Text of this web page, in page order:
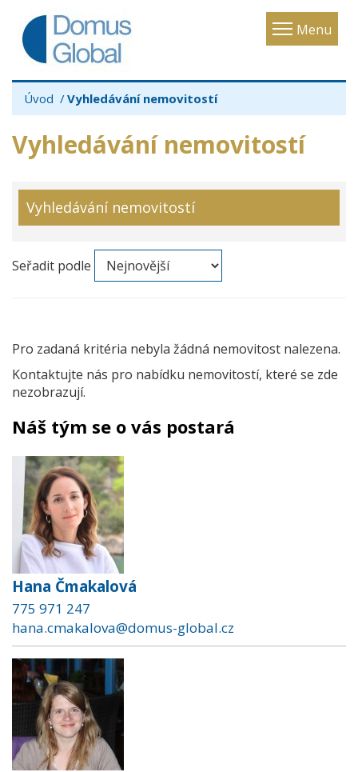
Menu
Toggle
Úvod Vyhledávání nemovitostí
Vyhledávání nemovitostí
Vyhledávání nemovitostí
Seřadit podle
Pro zadaná kritéria nebyla žádná nemovitost nalezena.
Kontaktujte nás pro nabídku nemovitostí, které se zde
nezobrazují.
Náš tým se o vás postará
Hana Čmakalová
775 971 247
hana.cmakalova@domus-global.cz